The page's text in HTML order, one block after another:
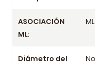
ASOCIACIÓN
ML:
Diámetro del